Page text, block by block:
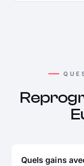
Quels gains